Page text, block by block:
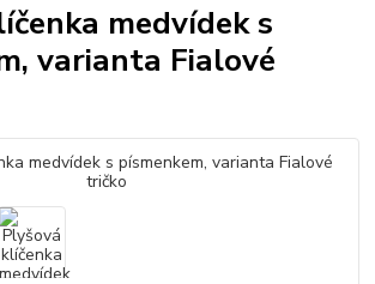
medvídek s
varianta Fialové